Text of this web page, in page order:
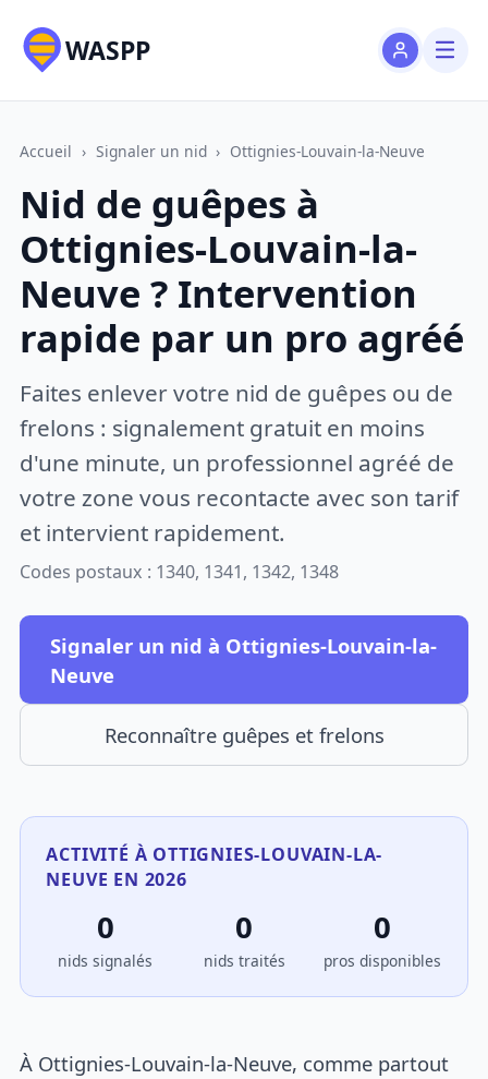
WASPP
Accueil › Signaler un nid › Ottignies-Louvain-la-Neuve
Nid de guêpes à
Ottignies-Louvain-la-
Neuve ? Intervention
rapide par un pro agréé
Faites enlever votre nid de guêpes ou de
frelons : signalement gratuit en moins
d'une minute, un professionnel agréé de
votre zone vous recontacte avec son tarif
et intervient rapidement.
Codes postaux : 1340, 1341, 1342, 1348
Signaler un nid à Ottignies-Louvain-la-
Neuve
Reconnaître guêpes et frelons
ACTIVITÉ À OTTIGNIES-LOUVAIN-LA-
NEUVE EN 2026
0
nids signalés
0
nids traités
0
pros disponibles
À Ottignies-Louvain-la-Neuve, comme partout